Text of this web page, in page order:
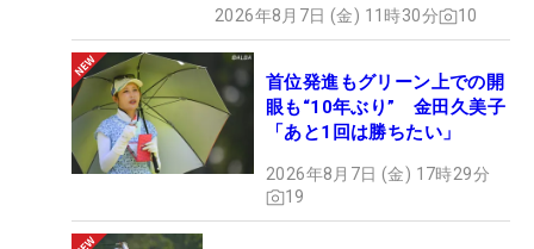
2026年8月7日 (金) 11時30分 10
首位発進もグリーン上での開
眼も“10年ぶり” 金田久美子
「あと1回は勝ちたい」
2026年8月7日 (金) 17時29分
19